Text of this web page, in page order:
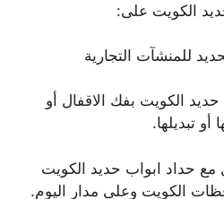
الكويت على:
للمنشآت التجارية
الكويت بفك الاقفال أو
أو تبديلها.
مع حداد ابواب حديد الكويت
الكويت وعلى مدار اليوم.